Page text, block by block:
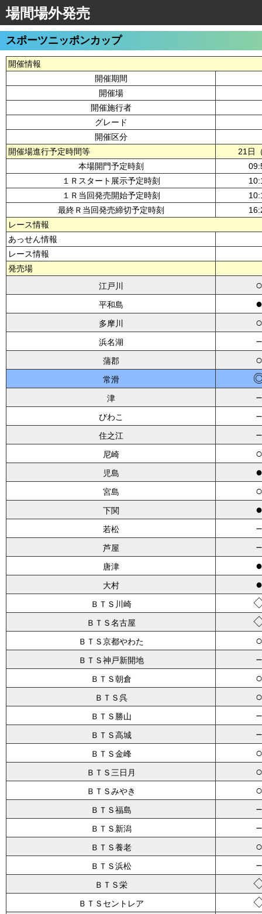
場間場外発売
スポーツニッポンカップ
開催情報
開催期間
開催場
開催施行者
グレード
開催区分
開催場進行予定時間等
21日
本場開門予定時刻
１Ｒスタート展示予定時刻
１Ｒ当回発売開始予定時刻
最終Ｒ当回発売締切予定時刻
レース情報
あっせん情報
レース情報
発売場
江戸川
○
平和島 ●
多摩川 ○
浜名湖
蒲郡 ○
常滑
津
びわこ
住之江
尼崎 ○
児島 ●
宮島 ○
下関 ●
若松
芦屋
唐津 ●
大村 ●
ＢＴＳ川崎
ＢＴＳ名古屋
ＢＴＳ京都やわた ○
ＢＴＳ神戸新開地
ＢＴＳ朝倉 ○
ＢＴＳ呉 ○
ＢＴＳ勝山
ＢＴＳ高城
ＢＴＳ金峰 ○
ＢＴＳ三日月 ○
ＢＴＳみやき ○
ＢＴＳ福島
ＢＴＳ新潟
ＢＴＳ養老 ○
ＢＴＳ浜松
ＢＴＳ栄
ＢＴＳセントレア